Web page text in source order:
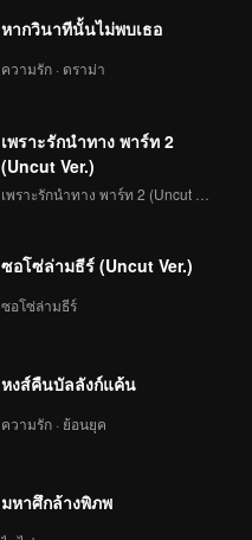
EP10B: กลรักรุ่นพี่
หากวินาทีนั้นไม่พบเธอ
ความรัก · ดราม่า
เพราะรักนำทาง พาร์ท 2
(Uncut Ver.)
ซอโซ่ล่ามธีร์ (Uncut Ver.)
ซอโซ่ล่ามธีร์
หงส์คืนบัลลังก์แค้น
ความรัก · ย้อนยุค
มหาศึกล้างพิภพ